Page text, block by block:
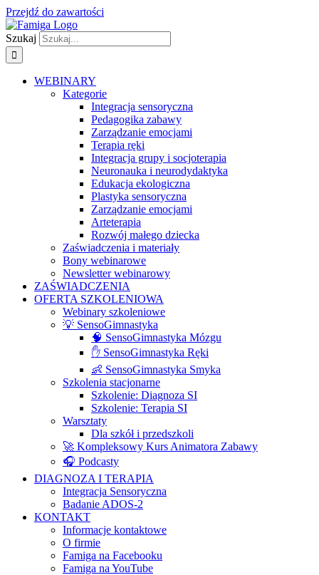
Przejdź do zawartości
Szukaj
WEBINARY
Kategorie
Integracja sensoryczna
Pedagogika zabawy
Zarządzanie emocjami
Terapia ręki
Integracja grupy i socjoterapia
Neuronauka i neurodydaktyka
Edukacja ekologiczna
Plastyka sensoryczna
Zarządzanie emocjami
Arteterapia
Rozwój małego dziecka
Zaświadczenia i materiały
Bony webinarowe
Newsletter webinarowy
ZAŚWIADCZENIA
OFERTA SZKOLENIOWA
Webinary szkoleniowe
💡 SensoGimnastyka
🧠 SensoGimnastyka Mózgu
✋ SensoGimnastyka Ręki
👶 SensoGimnastyka Smyka
Szkolenia stacjonarne
Szkolenie: Diagnoza SI
Szkolenie: Terapia SI
Warsztaty
Dla szkół i przedszkoli
🚀 Kompleksowy Kurs Animatora Zabawy
🎧 Podcasty
DIAGNOZA I TERAPIA
Integracja Sensoryczna
Badanie ADOS-2
KONTAKT
Informacje kontaktowe
O firmie
Famiga na Facebooku
Famiga na YouTube